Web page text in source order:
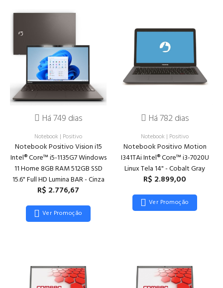
Há 749 dias
Notebook | Positivo
Notebook Positivo Vision i15
Intel® Core™ i5-1135G7 Windows
11 Home 8GB RAM 512GB SSD
15.6" Full HD Lumina BAR - Cinza
R$ 2.776,67
Ver Promoção
Há 782 dias
Notebook | Positivo
Notebook Positivo Motion
I341TAi Intel® Core™ i3-7020U
Linux Tela 14" - Cobalt Gray
R$ 2.899,00
Ver Promoção